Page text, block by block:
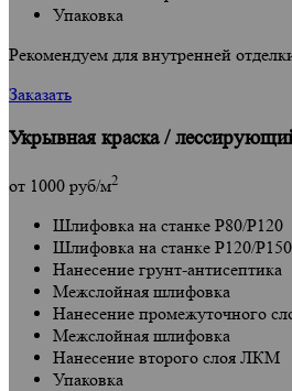
Упаковка
Рекомендуем для внутренней
Заказать
Укрывная краска /
от 1000 руб/м2
Шлифовка на станке Р80/Р120
Шлифовка на станке Р120/Р150
Нанесение грунт-антисептика
Межслойная шлифовка
Нанесение промежуточного
Межслойная шлифовка
Нанесение второго слоя ЛКМ
Упаковка